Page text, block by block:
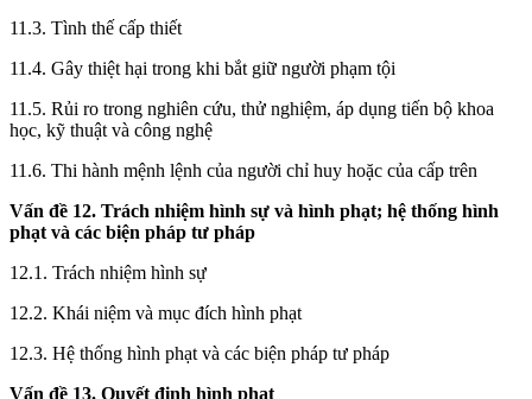
11.3. Tình thế cấp thiết
11.4. Gây thiệt hại trong khi bắt giữ người phạm tội
11.5. Rủi ro trong nghiên cứu, thử nghiệm, áp dụng tiến bộ khoa
học, kỹ thuật và công nghệ
11.6. Thi hành mệnh lệnh của người chỉ huy hoặc của cấp trên
Vấn đề 12. Trách nhiệm hình sự và hình phạt; hệ thống hình
phạt và các biện pháp tư pháp
12.1. Trách nhiệm hình sự
12.2. Khái niệm và mục đích hình phạt
12.3. Hệ thống hình phạt và các biện pháp tư pháp
Vấn đề 13. Quyết định hình phạt